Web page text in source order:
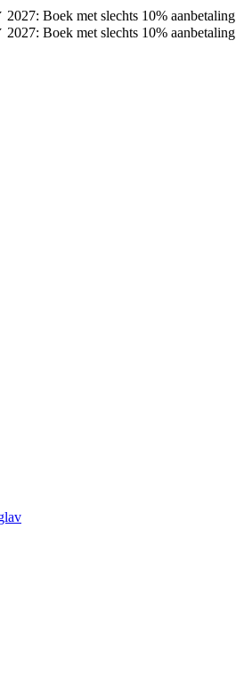
Boek met slechts 10% aanbetaling
Boek met slechts 10% aanbetaling